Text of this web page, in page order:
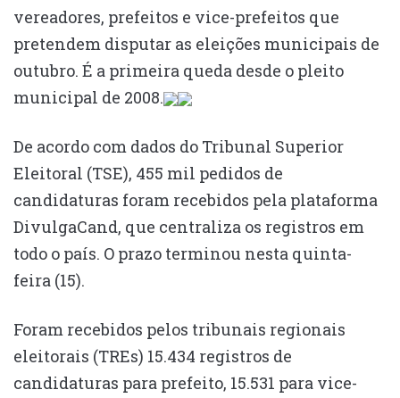
vereadores, prefeitos e vice-prefeitos que
pretendem disputar as eleições municipais de
outubro. É a primeira queda desde o pleito
municipal de 2008.
De acordo com dados do Tribunal Superior
Eleitoral (TSE), 455 mil pedidos de
candidaturas foram recebidos pela plataforma
DivulgaCand, que centraliza os registros em
todo o país. O prazo terminou nesta quinta-
feira (15).
Foram recebidos pelos tribunais regionais
eleitorais (TREs) 15.434 registros de
candidaturas para prefeito, 15.531 para vice-